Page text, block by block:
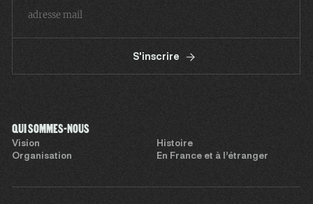
S'inscrire
QUI SOMMES-NOUS
Vision
Histoire
Organisation
En France et à l’étranger